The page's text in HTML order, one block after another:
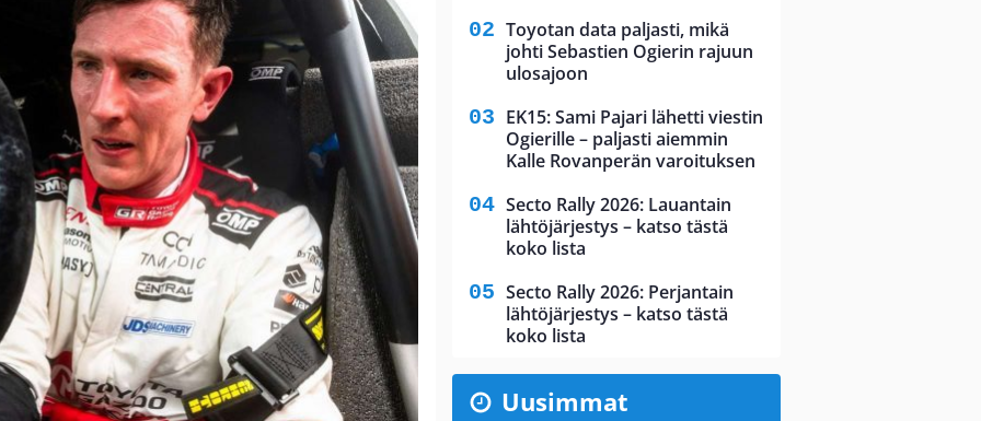
Toyotan data paljasti, mikä
johti Sebastien Ogierin rajuun
ulosajoon
EK15: Sami Pajari lähetti viestin
Ogierille – paljasti aiemmin
Kalle Rovanperän varoituksen
Secto Rally 2026: Lauantain
lähtöjärjestys – katso tästä
koko lista
Secto Rally 2026: Perjantain
lähtöjärjestys – katso tästä
koko lista
Uusimmat